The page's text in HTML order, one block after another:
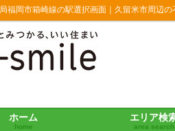
福岡市箱崎線の駅選択画面｜久留米市周辺
ホーム
home
エリア検
area search